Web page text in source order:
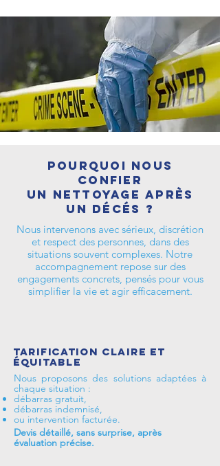
Pourquoi nous
confier
un nettoyage après
un décés ?
Nous intervenons avec sérieux, discrétion
et respect des personnes, dans des
situations souvent complexes. Notre
accompagnement repose sur des
engagements concrets, pensés pour vous
simplifier la vie et agir efficacement.
Tarification claire et
équitable
Nous proposons des solutions adaptées à
chaque situation :
débarras gratuit,
débarras indemnisé,
ou intervention facturée.
Devis détaillé, sans surprise, après
évaluation précise.